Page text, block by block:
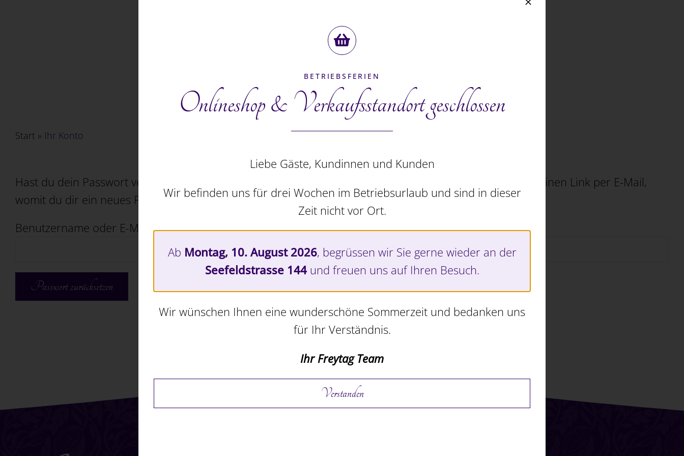
Start » Ihr Konto
Hast du dein Passwort vergessen? Bitte gib deinen Benutzernamen oder E-Mail-Adresse ein. Du erhältst einen Link per E-Mail,
womit du dir ein neues Passwort erstellen kannst.
Benutzername oder E-Mail-Adresse*Erforderlich
Passwort zurücksetzen
BETRIEBSFERIEN
Onlineshop & Verkaufs­standort geschlossen
Liebe Gäste, Kundinnen und Kunden
Wir befinden uns für drei Wochen im Betriebsurlaub und sind in dieser
Zeit nicht vor Ort.
Ab Montag, 10. August 2026, begrüssen wir Sie gerne wieder an der
Seefeldstrasse 144und freuen uns auf Ihren Besuch.
Wir wünschen Ihnen eine wunderschöne Sommerzeit und bedanken uns
für Ihr Verständnis.
Ihr Freytag Team
Verstanden